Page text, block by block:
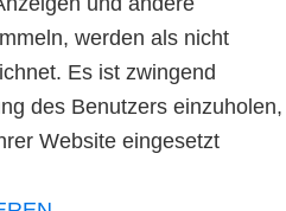
werden als nicht
Es ist zwingend
des Benutzers einzuholen,
Website eingesetzt